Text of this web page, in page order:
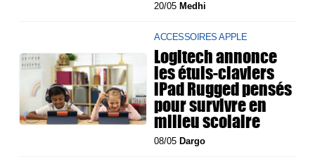
20/05 Medhi
ACCESSOIRES APPLE
Logitech annonce
les étuis-claviers
iPad Rugged pensés
pour survivre en
milieu scolaire
08/05 Dargo